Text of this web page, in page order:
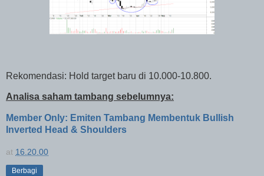
Rekomendasi: Hold target baru di 10.000-10.800.
Analisa saham tambang sebelumnya:
Member Only: Emiten Tambang Membentuk Bullish
Inverted Head & Shoulders
at 16.20.00
Berbagi